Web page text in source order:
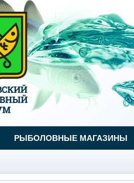
РЫБОЛОВНЫЕ МАГАЗИНЫ